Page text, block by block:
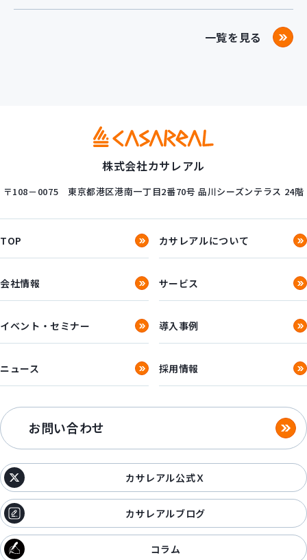
一覧を見る
株式会社カサレアル
〒108－0075 東京都港区港南一丁目2番70号 品川シーズンテラス 24階
TOP カサレアルについて
会社情報 サービス
イベント・セミナー 導入事例
ニュース 採用情報
お問い合わせ
カサレアル公式Ｘ
カサレアルブログ
コラム